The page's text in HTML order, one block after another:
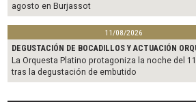
agosto en Burjassot
11/08/2026
DEGUSTACIÓN DE BOCADILLOS Y ACTUACIÓN
La Orquesta Platino protagoniza la noche del
tras la degustación de embutido